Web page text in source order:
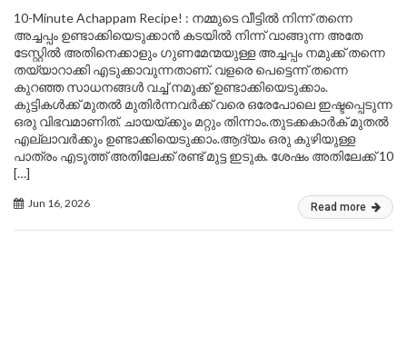
10-Minute Achappam Recipe! : നമ്മുടെ വീട്ടിൽ നിന്ന് തന്നെ
അച്ചപ്പം ഉണ്ടാക്കിയെടുക്കാൻ കടയിൽ നിന്ന് വാങ്ങുന്ന അതേ
ടേസ്റ്റിൽ അതിനെക്കാളും ഗുണമേന്മയുള്ള അച്ചപ്പം നമുക്ക് തന്നെ
തയ്യാറാക്കി എടുക്കാവുന്നതാണ്. വളരെ പെട്ടെന്ന് തന്നെ
കുറഞ്ഞ സാധനങ്ങൾ വച്ച് നമുക്ക് ഉണ്ടാക്കിയെടുക്കാം.
കുട്ടികൾക്ക് മുതൽ മുതിർന്നവർക്ക് വരെ ഒരേപോലെ ഇഷ്ടപ്പെടുന്ന
ഒരു വിഭവമാണിത്. ചായയ്ക്കും മറ്റും തിന്നാം.തുടക്കകാർക് മുതൽ
എല്ലാവർക്കും ഉണ്ടാക്കിയെടുക്കാം.ആദ്യം ഒരു കുഴിയുള്ള
പാത്രം എടുത്ത് അതിലേക്ക് രണ്ട് മുട്ട ഇടുക. ശേഷം അതിലേക്ക് 10
[…]
Jun 16, 2026 Read more